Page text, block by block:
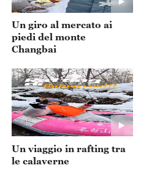
Un giro al mercato ai
piedi del monte
Changbai
Un viaggio in rafting tra
le calaverne